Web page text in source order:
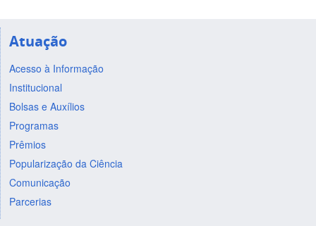
Atuação
Acesso à Informação
Institucional
Bolsas e Auxílios
Programas
Prêmios
Popularização da Ciência
Comunicação
Parcerias